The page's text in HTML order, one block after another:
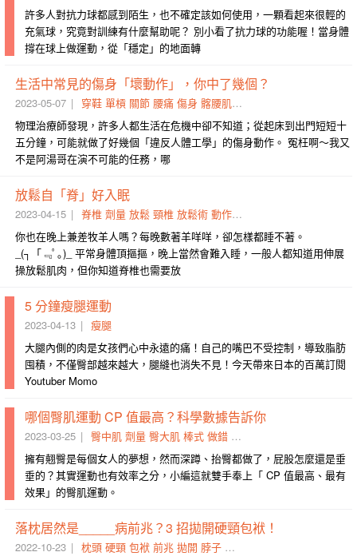
許多人對抗力球都感到陌生，也不確定該如何使用，一顆看起來很輕的
充氣球，究竟對訓練有什麼幫助呢？ 別小看了抗力球的功能喔！當身體
撐在球上做運動，從「穩定」的地面轉
生活中常見的傷身「壞動作」，你中了幾個？
2023-05-07 穿鞋 單槓 關節 腰痛 傷身 髂腰肌 床上
物理治療師發現，許多人都生活在危機中卻不知道；從起床到出門短短十
五分鐘，可能就做了好幾個「違反人體工學」的傷身動作。 冤枉啊～我又
不是阿湯哥在演不可能的任務，哪
放鬆自「脊」好入眠
2023-04-15 脊椎 劑量 放鬆 頸椎 放鬆術 動作 腰部
你也在晚上兼差牧羊人嗎？每晚數著羊咩咩，卻怎樣都睡不著。
_(┐「﹃ﾟ｡)_ 平常身體頂摳摳，晚上當然會難入睡，一般人都知道用伸展
操放鬆肌肉，但你知道脊椎也需要放
5 分鐘瘦腿運動
2023-04-13
瘦腿
大腿內側的肉是女孩們心中永遠的痛！自己的嘴巴不受控制，導致脂肪
囤積，不僅臀部越來越大，腿縫也消失不見！今天帶來日本的百萬訂閱
Youtuber Momo
哪個臀肌運動 CP 值最高？科學數據告訴你
2023-03-25 臀中肌 劑量 臀大肌 棒式 做錯 臀肌
擁有翹臀是每個女人的夢想，然而深蹲、抬臀都做了，屁股怎麼還是垂
垂的？其實運動也有效率之分，小編這就雙手奉上「 CP 值最高、最有
效果」的臀肌運動。
落枕居然是_____病前兆？3 招拋開硬頸包袱！
2022-10-23 枕頭 硬頸 包袱 前兆 拋開 脖子 正拳